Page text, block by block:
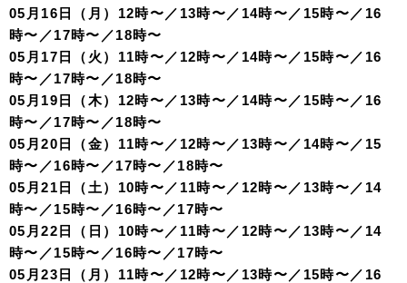
05月16日（月）12時〜／13時〜／14時〜／15時〜／16
時〜／17時〜／18時〜
05月17日（火）11時〜／12時〜／14時〜／15時〜／16
時〜／17時〜／18時〜
05月19日（木）12時〜／13時〜／14時〜／15時〜／16
時〜／17時〜／18時〜
05月20日（金）11時〜／12時〜／13時〜／14時〜／15
時〜／16時〜／17時〜／18時〜
05月21日（土）10時〜／11時〜／12時〜／13時〜／14
時〜／15時〜／16時〜／17時〜
05月22日（日）10時〜／11時〜／12時〜／13時〜／14
時〜／15時〜／16時〜／17時〜
05月23日（月）11時〜／12時〜／13時〜／15時〜／16